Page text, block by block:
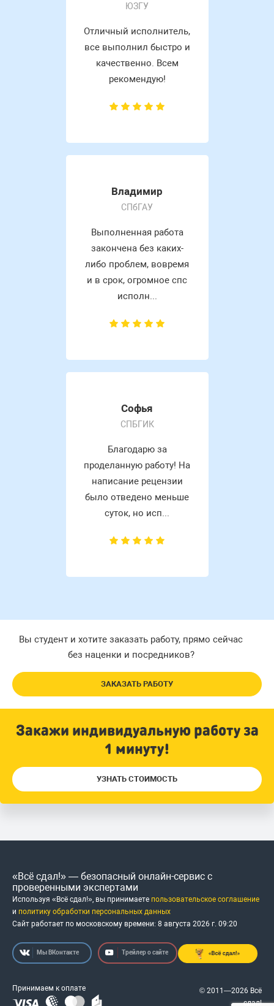
ЮЗГУ
Отличный исполнитель,
все выполнил быстро и
качественно. Всем
рекомендую!
Владимир
СПбГАУ
Выполненная работа
закончена без каких-
либо проблем, вовремя
и в срок, огромное спс
исполн...
Софья
СПБГИК
Благодарю за
проделанную работу! На
написание рецензии
было отведено меньше
суток, но исп...
Вы студент и хотите заказать работу, прямо сейчас
без наценки и посредников?
ЗАКАЗАТЬ РАБОТУ
Закажи индивидуальную работу за
1 минуту!
УЗНАТЬ СТОИМОСТЬ
«Всё сдал!» — безопасный онлайн-сервис с
проверенными экспертами
Используя «Всё сдал!», вы принимаете пользовательское соглашение
и политику обработки персональных данных
Сайт работает по московскому времени: 8 августа 2026 г. 09:20
Мы ВКонтакте Трейлер о сайте
Принимаем к оплате
© 2011—2026 Всё
сдал!